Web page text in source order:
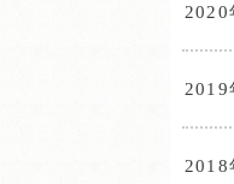
2020
2019
2018